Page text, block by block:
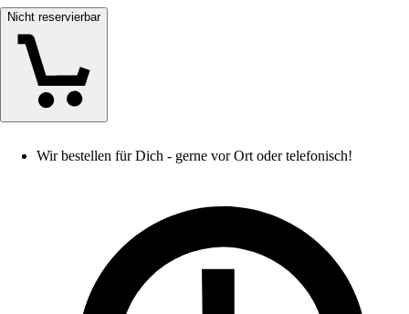
Nicht reservierbar
Wir bestellen für Dich - gerne vor Ort oder telefonisch!